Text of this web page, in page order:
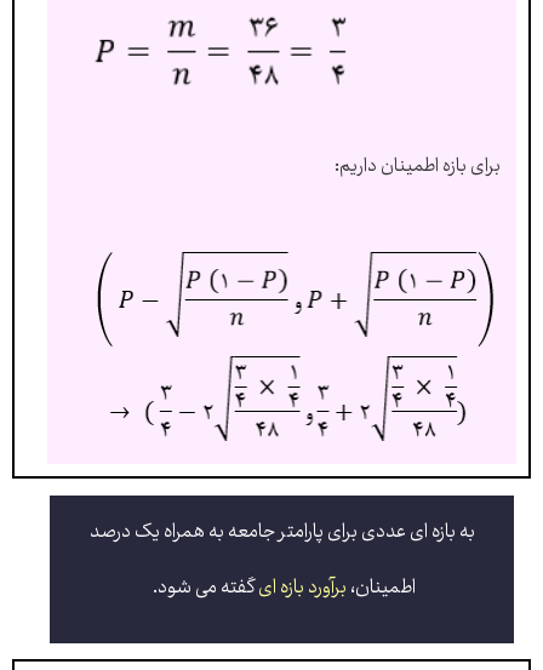
برای بازه اطمینان داریم:
به بازه ای عددی برای پارامتر جامعه به همراه یک درصد
اطمینان،برآورد بازه ایگفته می شود.